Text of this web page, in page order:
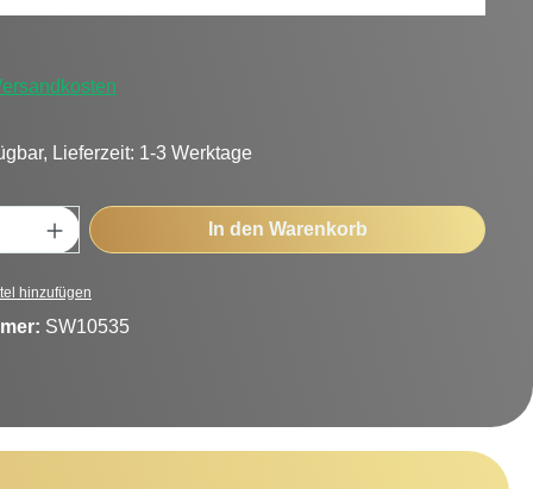
Lieferzeit: 1-3 Werktage
Gib den gewünschten Wert ein
In den Warenkorb
hinzufügen
SW10535